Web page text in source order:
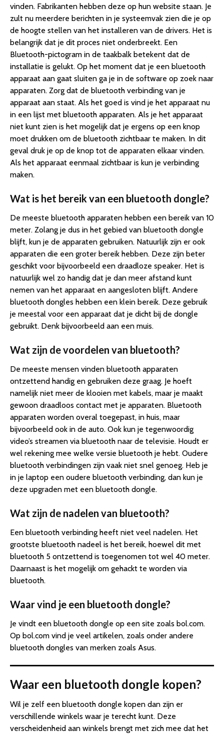
vinden. Fabrikanten hebben deze op hun website staan. Je
zult nu meerdere berichten in je systeemvak zien die je op
de hoogte stellen van het installeren van de drivers. Het is
belangrijk dat je dit proces niet onderbreekt. Een
Bluetooth-pictogram in de taakbalk betekent dat de
installatie is gelukt. Op het moment dat je een bluetooth
apparaat aan gaat sluiten ga je in de software op zoek naar
apparaten. Zorg dat de bluetooth verbinding van je
apparaat aan staat. Als het goed is vind je het apparaat nu
in een lijst met bluetooth apparaten. Als je het apparaat
niet kunt zien is het mogelijk dat je ergens op een knop
moet drukken om de bluetooth zichtbaar te maken. In dit
geval druk je op de knop tot de apparaten elkaar vinden.
Als het apparaat eenmaal zichtbaar is kun je verbinding
maken.
Wat is het bereik van een bluetooth dongle?
De meeste bluetooth apparaten hebben een bereik van 10
meter. Zolang je dus in het gebied van bluetooth dongle
blijft, kun je de apparaten gebruiken. Natuurlijk zijn er ook
apparaten die een groter bereik hebben. Deze zijn beter
geschikt voor bijvoorbeeld een draadloze speaker. Het is
natuurlijk wel zo handig dat je dan meer afstand kunt
nemen van het apparaat en aangesloten blijft. Andere
bluetooth dongles hebben een klein bereik. Deze gebruik
je meestal voor een apparaat dat je dicht bij de dongle
gebruikt. Denk bijvoorbeeld aan een muis.
Wat zijn de voordelen van bluetooth?
De meeste mensen vinden bluetooth apparaten
ontzettend handig en gebruiken deze graag. Je hoeft
namelijk niet meer de klooien met kabels, maar je maakt
gewoon draadloos contact met je apparaten. Bluetooth
apparaten worden overal toegepast, in huis, maar
bijvoorbeeld ook in de auto. Ook kun je tegenwoordig
video’s streamen via bluetooth naar de televisie. Houdt er
wel rekening mee welke versie bluetooth je hebt. Oudere
bluetooth verbindingen zijn vaak niet snel genoeg. Heb je
in je laptop een oudere bluetooth verbinding, dan kun je
deze upgraden met een bluetooth dongle.
Wat zijn de nadelen van bluetooth?
Een bluetooth verbinding heeft niet veel nadelen. Het
grootste bluetooth nadeel is het bereik, hoewel dit met
bluetooth 5 ontzettend is toegenomen tot wel 40 meter.
Daarnaast is het mogelijk om gehackt te worden via
bluetooth.
Waar vind je een bluetooth dongle?
Je vindt een bluetooth dongle op een site zoals bol.com.
Op bol.com vind je veel artikelen, zoals onder andere
bluetooth dongles van merken zoals Asus.
Waar een bluetooth dongle kopen?
Wil je zelf een bluetooth dongle kopen dan zijn er
verschillende winkels waar je terecht kunt. Deze
verscheidenheid aan winkels brengt met zich mee dat het